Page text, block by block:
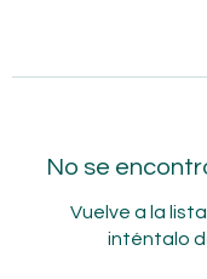
No se
Vuelve a la
inténtalo